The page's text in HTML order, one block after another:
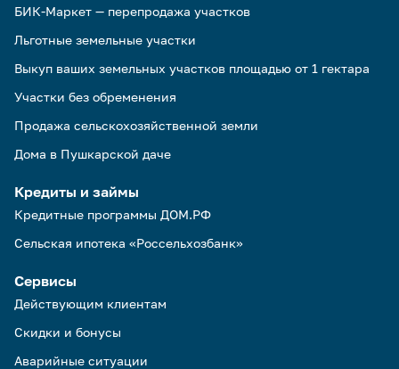
БИК-Маркет — перепродажа участков
Льготные земельные участки
Выкуп ваших земельных участков площадью от 1 гектара
Участки без обременения
Продажа сельскохозяйственной земли
Дома в Пушкарской даче
Кредиты и займы
Кредитные программы ДОМ.РФ
Сельская ипотека «Россельхозбанк»
Сервисы
Действующим клиентам
Скидки и бонусы
Аварийные ситуации